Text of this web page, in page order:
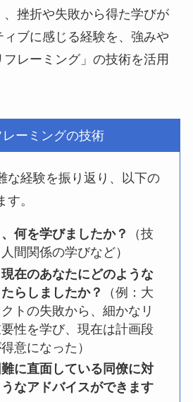
挫折や失敗から得た学びが
ブに感じる経験を、強みや
レーミング」の技術を活用
レーミングの技術
な経験を振り返り、以下の
。
何を学びましたか？
（技
間関係の学びなど）
在のあなたにどのような
たらしましたか？
（例：大
トの失敗から、細かなリ
性を学び、現在は計画段
意になった）
に直面している同僚に対
なアドバイスができます